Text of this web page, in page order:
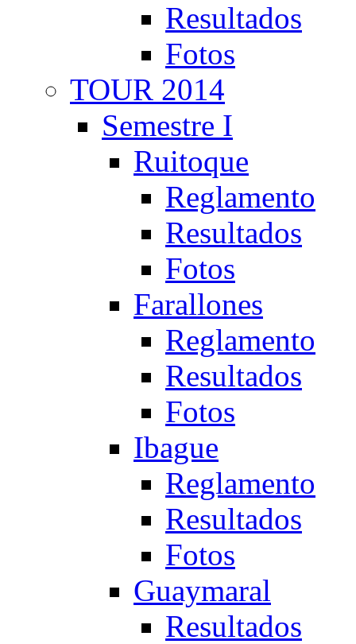
Resultados
Fotos
TOUR 2014
Semestre I
Ruitoque
Reglamento
Resultados
Fotos
Farallones
Reglamento
Resultados
Fotos
Ibague
Reglamento
Resultados
Fotos
Guaymaral
Resultados